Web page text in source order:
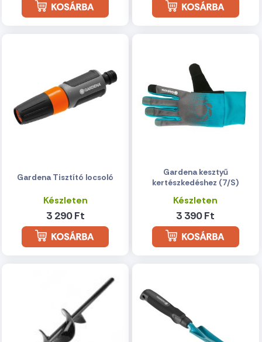
Gardena Tisztító locsoló
Készleten
3 290 Ft
Gardena kesztyű
kertészkedéshez (7/S)
Készleten
3 390 Ft